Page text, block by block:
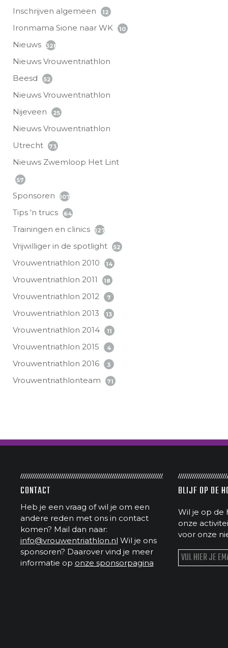
Inschrijven algemeen 12
Ironmama Sione naar WK 10
Nieuws 328
Nieuws Vrouwentriathlon
Beesd
52
Nieuws Vrouwentriathlon
Nijeveen
25
Nieuws Vrouwentriathlon
Utrecht
73
Nieuws Zwemloop Het Lint
57
Sponsoren 107
Tips 'n trucs 64
Trainingen en clinics 127
Vrijwilliger in de spotlight 52
Vrouwentriathlon 2010 14
Vrouwentriathlon 2011 18
Vrouwentriathlon 2012 7
Vrouwentriathlon 2013 13
Vrouwentriathlon 2014 11
Vrouwentriathlon 2015 4
Vrouwentriathlon 2016 3
Vrouwentriathlonteam 71
CONTACT
Heb je een vraag of wil je om een
andere reden met ons in contact
komen? Mail dan naar:
info@vrouwentriathlon.nl Wil je ons
sponsoren? Daarover vind je meer
informatie op onze sponsorpagina
BLIJF OP DE
Wil je op de
onze
voor onze